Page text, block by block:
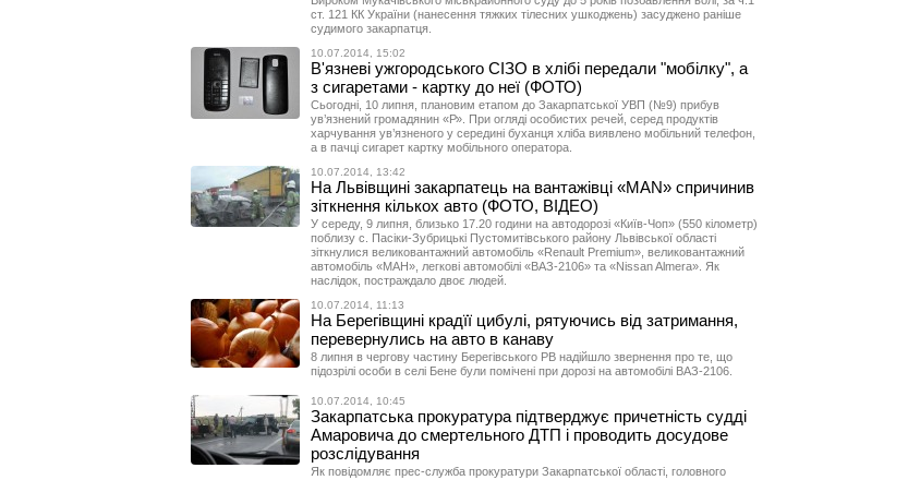
ст. 121 КК України (нанесення тяжких тілесних ушкоджень) засуджено раніше
судимого закарпатця.
10.07.2014, 15:02
В'язневі ужгородського СІЗО в хлібі передали "мобілку", а
з сигаретами - картку до неї (ФОТО)
Сьогодні, 10 липня, плановим етапом до Закарпатської УВП (№9) прибув
ув’язнений громадянин «Р». При огляді особистих речей, серед продуктів
харчування ув’язненого у середині буханця хліба виявлено мобільний телефон,
а в пачці сигарет картку мобільного оператора.
10.07.2014, 13:42
На Львівщині закарпатець на вантажівці «MAN» спричинив
зіткнення кількох авто (ФОТО, ВІДЕО)
У середу, 9 липня, близько 17.20 години на автодорозі «Київ-Чоп» (550 кілометр)
поблизу с. Пасіки-Зубрицькі Пустомитівського району Львівської області
зіткнулися великовантажний автомобіль «Renault Premium», великовантажний
автомобіль «МАН», легкові автомобілі «ВАЗ-2106» та «Nissan Almera». Як
наслідок, постраждало двоє людей.
10.07.2014, 11:13
На Берегівщині крадїї цибулі, рятуючись від затримання,
перевернулись на авто в канаву
8 липня в чергову частину Берегівського РВ надійшло звернення про те, що
підозрілі особи в селі Бене були помічені при дорозі на автомобілі ВАЗ-2106.
10.07.2014, 10:45
Закарпатська прокуратура підтверджує причетність судді
Амаровича до смертельного ДТП і проводить досудове
розслідування
Як повідомляє прес-служба прокуратури Закарпатської області, головного